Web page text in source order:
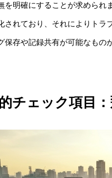
を明確にすることが求めら
されており、それによりトラ
保存や記録共有が可能なもの
チェック項目